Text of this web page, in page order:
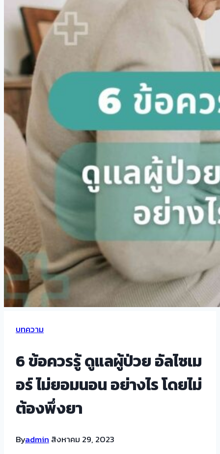
บทความ
6 ข้อควรรู้ ดูแลผู้ป่วย อัลไซเม
อร์ ไม่ยอมนอน อย่างไร โดยไม่
ต้องพึ่งยา
Byadminสิงหาคม 29, 2023